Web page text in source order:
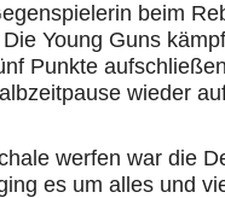
beim
Young Guns
Punkte
wieder
werfen war die
es um alles und